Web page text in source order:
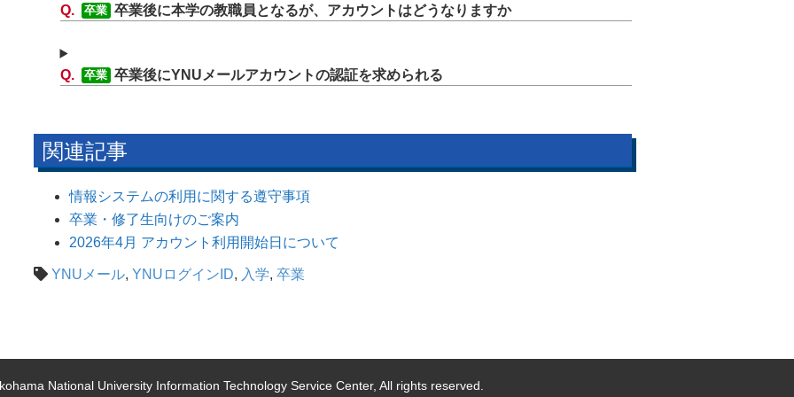
卒業 卒業後に本学の教職員となるが、アカウントはどうなりますか
卒業 卒業後にYNUメールアカウントの認証を求められる
関連記事
情報システムの利用に関する遵守事項
卒業・修了生向けのご案内
2026年4月 アカウント利用開始日について
YNUメール, YNUログインID, 入学, 卒業
National University Information Technology Service Center, All rights reserved.